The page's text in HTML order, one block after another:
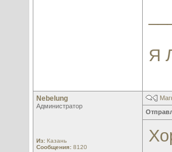
Я
Nebelung
Администратор
Из: Казань
Сообщения: 8120